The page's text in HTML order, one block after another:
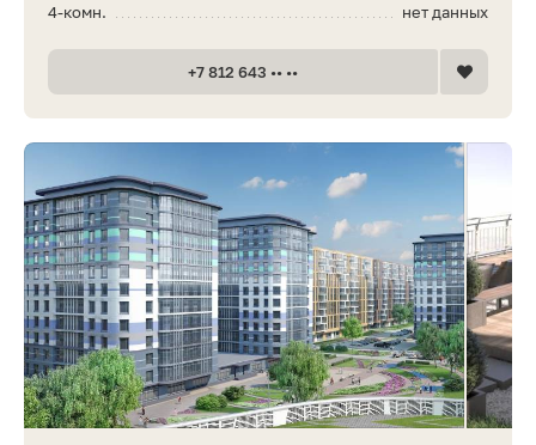
нет данных
4-комн.
+7 812 643 •• ••